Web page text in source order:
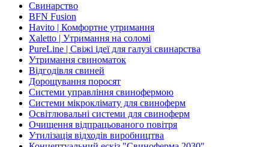
Свинарство
BFN Fusion
Havito | Комфортне утримання
Xaletto | Утримання на соломі
PureLine | Свіжі ідеї для галузі свинарства
Утримання свиноматок
Відгодівля свиней
Дорощування поросят
Системи управління свинофермою
Системи мікроклімату для свиноферм
Освітлювальні системи для свиноферм
Очищення відпрацьованого повітря
Утилізація відходів виробництва